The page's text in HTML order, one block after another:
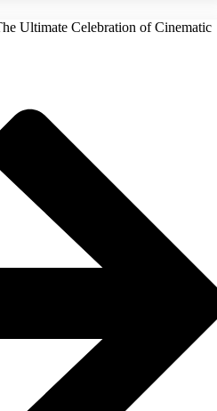
Ultimate Celebration of Cinematic